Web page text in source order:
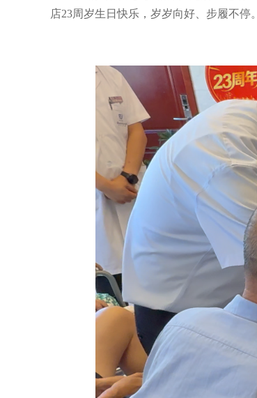
店23周岁生日快乐，岁岁向好、步履不停。